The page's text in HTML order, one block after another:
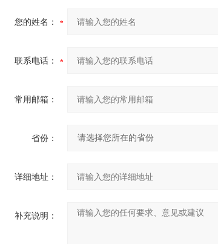
您的姓名：
联系电话：
常用邮箱：
省份：
详细地址：
补充说明：